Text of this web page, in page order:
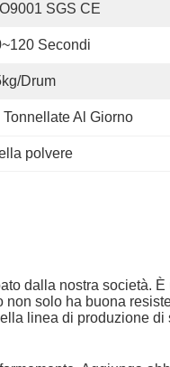
SGS CE
Secondi
drum
Tonnellate Al Giorno
polvere
dalla nostra società.
solo ha buona
linea di produzione